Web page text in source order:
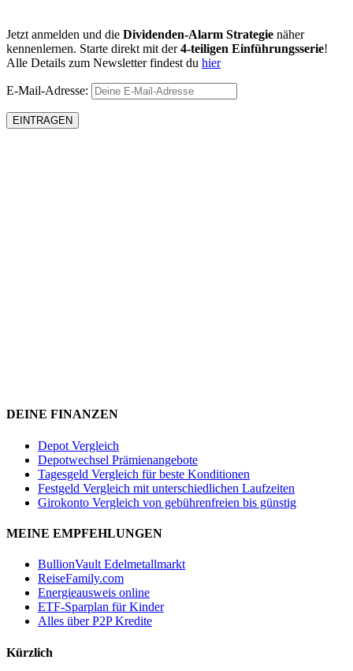
Jetzt anmelden und die Dividenden-Alarm Strategie näher
kennenlernen. Starte direkt mit der4-teiligen Einführungsserie!
Alle Details zum Newsletter findest du hier
E-Mail-Adresse:
DEINE FINANZEN
Depot Vergleich
Depotwechsel Prämienangebote
Tagesgeld Vergleich für beste Konditionen
Festgeld Vergleich mit unterschiedlichen Laufzeiten
Girokonto Vergleich von gebührenfreien bis günstig
MEINE EMPFEHLUNGEN
BullionVault Edelmetallmarkt
ReiseFamily.com
Energieausweis online
ETF-Sparplan für Kinder
Alles über P2P Kredite
Kürzlich